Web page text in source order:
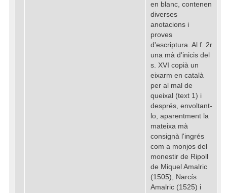
en blanc, contenen
diverses
anotacions i
proves
d'escriptura. Al f. 2r
una mà d'inicis del
s. XVI copià un
eixarm en català
per al mal de
queixal (text 1) i
després, envoltant-
lo, aparentment la
mateixa mà
consignà l'ingrés
com a monjos del
monestir de Ripoll
de Miquel Amalric
(1505), Narcís
Amalric (1525) i